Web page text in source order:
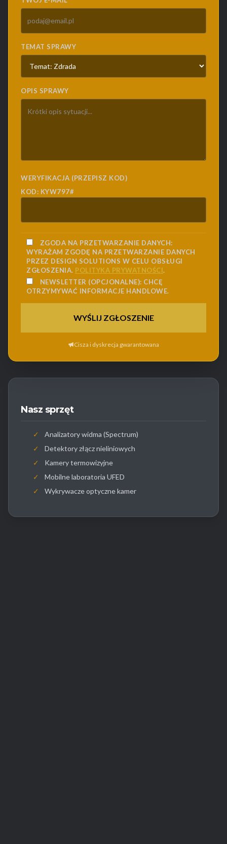
TEMAT SPRAWY
OPIS SPRAWY
WERYFIKACJA (PRZEPISZ KOD)
KOD: KYW797#
ZGODA NA PRZETWARZANIE DANYCH:
WYRAŻAM ZGODĘ NA PRZETWARZANIE DANYCH
PRZEZ DESIGN SOLUTIONS W CELU OBSŁUGI
ZGŁOSZENIA. POLITYKA PRYWATNOŚCI.
NEWSLETTER (OPCJONALNE): CHCĘ
OTRZYMYWAĆ INFORMACJE HANDLOWE.
Cisza i dyskrecja gwarantowana
Nasz sprzęt
✓
Analizatory widma (Spectrum)
✓
Detektory złącz nieliniowych
✓
Kamery termowizyjne
✓
Mobilne laboratoria UFED
✓
Wykrywacze optyczne kamer